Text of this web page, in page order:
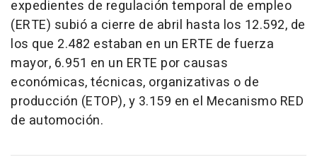
expedientes de regulación temporal de empleo
(ERTE) subió a cierre de abril hasta los 12.592, de
los que 2.482 estaban en un ERTE de fuerza
mayor, 6.951 en un ERTE por causas
económicas, técnicas, organizativas o de
producción (ETOP), y 3.159 en el Mecanismo RED
de automoción.